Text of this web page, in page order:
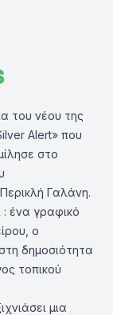
του νέου της
Alert» που
στο
Γαλάνη.
: ένα γραφικό
ο
δημοσιότητα
τοπικού
μια